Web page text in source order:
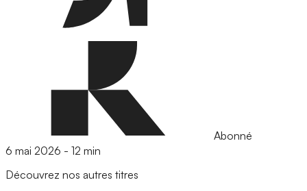
Abonné
6 mai 2026 - 12 min
Découvrez nos autres titres